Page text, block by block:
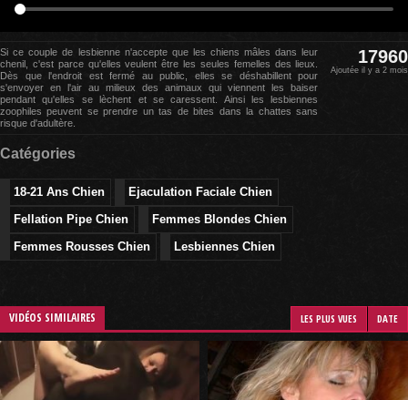
Si ce couple de lesbienne n'accepte que les chiens mâles dans leur
chenil, c'est parce qu'elles veulent être les seules femelles des lieux.
Dès que l'endroit est fermé au public, elles se déshabillent pour
s'envoyer en l'air au milieux des animaux qui viennent les baiser
pendant qu'elles se lèchent et se caressent. Ainsi les lesbiennes
zoophiles peuvent se prendre un tas de bites dans la chattes sans
risque d'adultère.
17960
Ajoutée il y a 2 mois
Catégories
18-21 Ans Chien
Ejaculation Faciale Chien
Fellation Pipe Chien
Femmes Blondes Chien
Femmes Rousses Chien
Lesbiennes Chien
VIDÉOS SIMILAIRES LES PLUS VUES DATE